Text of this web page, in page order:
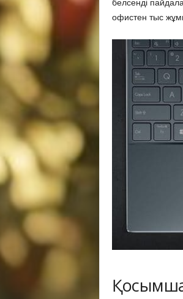
белсенді
офистен тыс
Қосымша